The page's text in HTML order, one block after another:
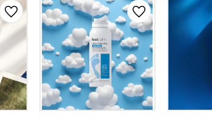
Gem som favorit Gem som favorit